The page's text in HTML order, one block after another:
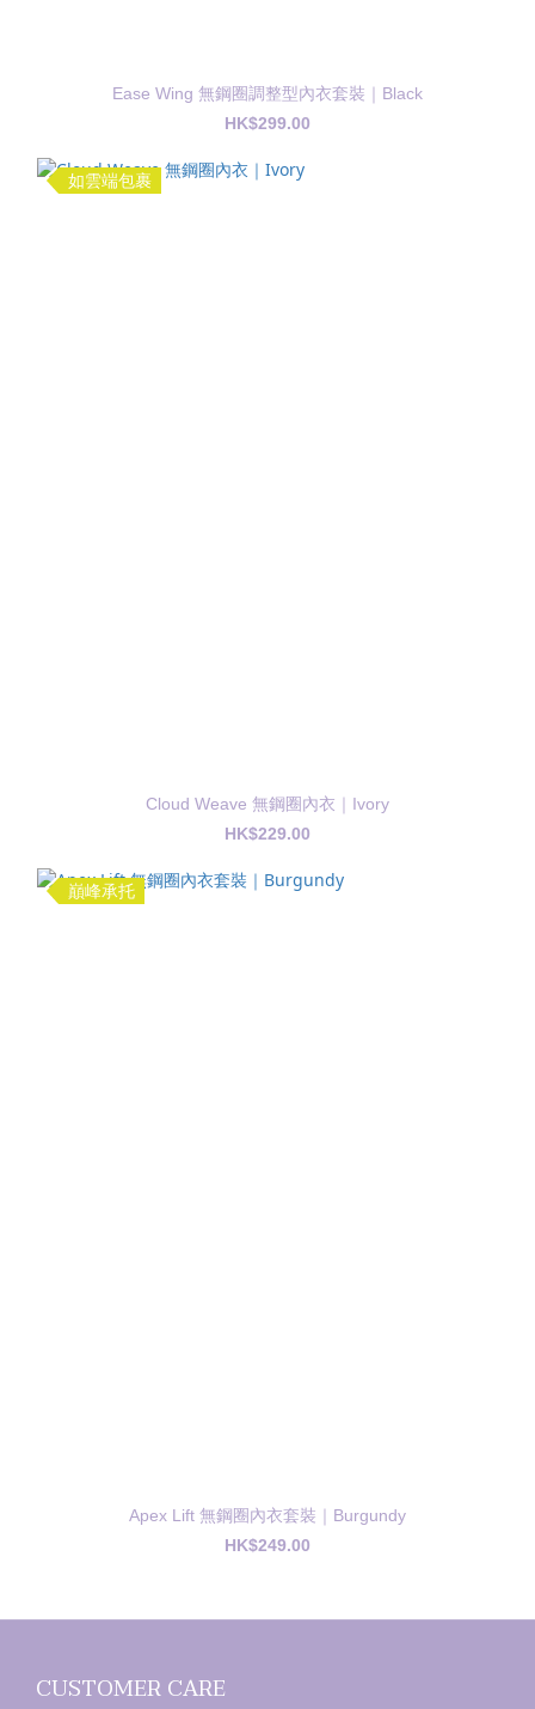
Ease Wing 無鋼圈調整型內衣套裝｜Black
HK$299.00
如雲端包裹
Cloud Weave 無鋼圈內衣｜Ivory
HK$229.00
巔峰承托
Apex Lift 無鋼圈內衣套裝｜Burgundy
HK$249.00
CUSTOMER CARE